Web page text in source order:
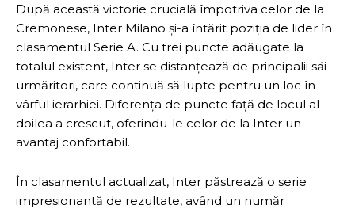
După această victorie crucială împotriva celor de la
Cremonese, Inter Milano și-a întărit poziția de lider în
clasamentul Serie A. Cu trei puncte adăugate la
totalul existent, Inter se distanțează de principalii săi
urmăritori, care continuă să lupte pentru un loc în
vârful ierarhiei. Diferența de puncte față de locul al
doilea a crescut, oferindu-le celor de la Inter un
avantaj confortabil.
În clasamentul actualizat, Inter păstrează o serie
impresionantă de rezultate, având un număr